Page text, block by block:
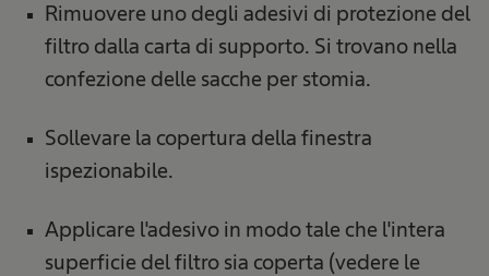
Rimuovere uno degli adesivi di protezione del
filtro dalla carta di supporto. Si trovano nella
confezione delle sacche per stomia.
Sollevare la copertura della finestra
ispezionabile.
Applicare l'adesivo in modo tale che l'intera
superficie del filtro sia coperta (vedere le